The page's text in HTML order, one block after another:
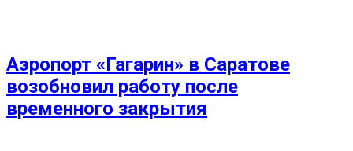
Аэропорт «Гагарин» в Саратове
возобновил работу после
временного закрытия